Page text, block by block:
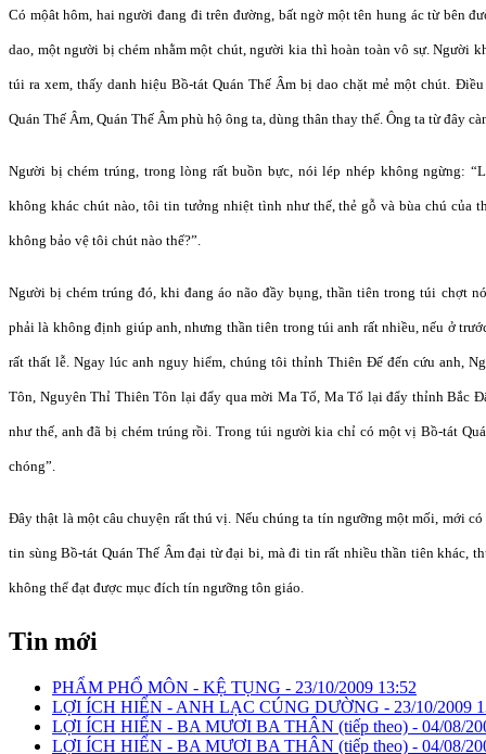
Có mộât hôm, hai người đang đi trên đường, bất ngờ một tên hung ác từ bên
dao, một người bị chém nhằm một chút, người kia thì hoàn toàn vô sự. Người
túi ra xem, thấy danh hiệu Bồ-tát Quán Thế Âm bị dao chặt mẻ một chút.
Quán Thế Âm, Quán Thế Âm phù hộ ông ta, dùng thân thay thế. Ông ta từ đây
Người bị chém trúng, trong lòng rất buồn bực, nói lép nhép không ngừng:
không khác chút nào, tôi tin tưởng nhiệt tình như thế, thẻ gỗ và bùa chú của
không bảo vệ tôi chút nào thế?”.
Người bị chém trúng đó, khi đang áo não đầy bụng, thần tiên trong túi chợt
phải là không định giúp anh, nhưng thần tiên trong túi anh rất nhiều, nếu ở
rất thất lễ. Ngay lúc anh nguy hiểm, chúng tôi thỉnh Thiên Đế đến cứu anh,
Tôn, Nguyên Thỉ Thiên Tôn lại đẩy qua mời Ma Tổ, Ma Tổ lại đẩy thỉnh Bắc
như thế, anh đã bị chém trúng rồi. Trong túi người kia chỉ có một vị Bồ-tát
chóng”.
Đây thật là một câu chuyện rất thú vị. Nếu chúng ta tín ngưỡng một mối, mới
tin sùng Bồ-tát Quán Thế Âm đại từ đại bi, mà đi tin rất nhiều thần tiên khác,
không thể đạt được mục đích tín ngưỡng tôn giáo.
Tin mới
PHẨM PHỔ MÔN - KỆ TỤNG - 23/10/2009 13:52
LỢI ÍCH HIỂN - ANH LẠC CÚNG DƯỜNG - 23/10/2009
LỢI ÍCH HIỂN - BA MƯƠI BA THÂN (tiếp theo) - 04/08/
LỢI ÍCH HIỂN - BA MƯƠI BA THÂN (tiếp theo) - 04/08/